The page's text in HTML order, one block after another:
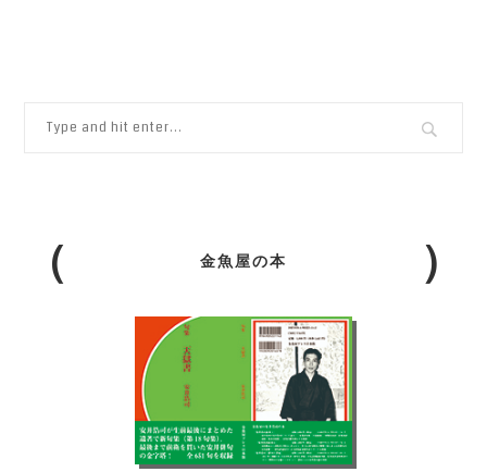
金魚屋の本